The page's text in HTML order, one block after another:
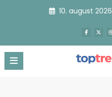
10. august 2026